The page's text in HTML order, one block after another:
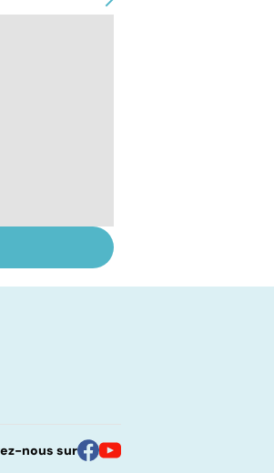
l'acte
nous sur